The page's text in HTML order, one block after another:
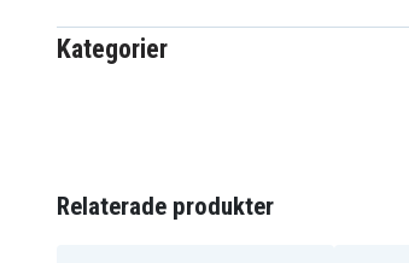
Diameter:
Kompatibel med:
Stötskydd mot vardagliga stötar
Välventilerad tack vare
Kategorier
Relaterade produkter